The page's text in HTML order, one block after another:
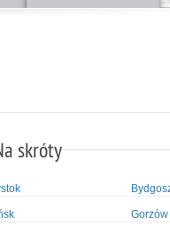
skróty